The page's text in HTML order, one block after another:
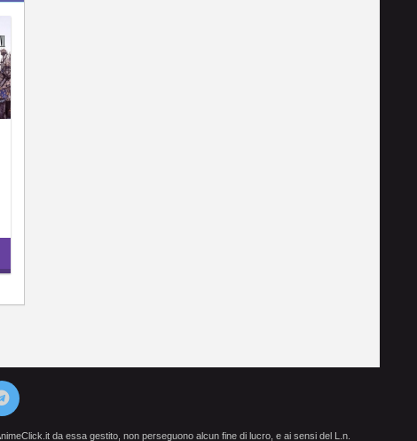
da essa gestito, non perseguono alcun fine di lucro, e ai sensi del L.n.